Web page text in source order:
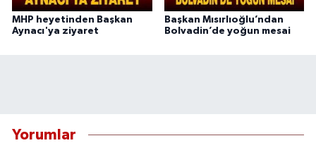
MHP heyetinden Başkan
Aynacı'ya ziyaret
Başkan Mısırlıoğlu’ndan
Bolvadin’de yoğun mesai
Yorumlar